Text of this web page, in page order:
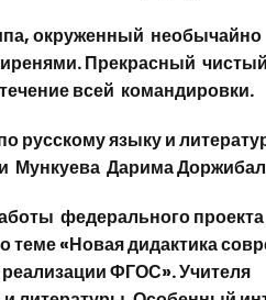
окруженный необычайно
Прекрасный
всей командировки.
русскому языку и
Мункуева Дарима
федерального
теме «Новая дидактика
ФГОС». Учителя